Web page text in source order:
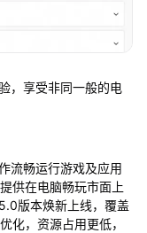
，享受非同一般的电
流畅运行游戏及应用
供在电脑畅玩市面上
版本焕新上线，覆盖
化，资源占用更低，